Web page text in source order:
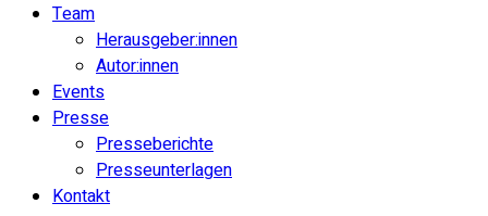
Team
Herausgeber:innen
Autor:innen
Events
Presse
Presseberichte
Presseunterlagen
Kontakt